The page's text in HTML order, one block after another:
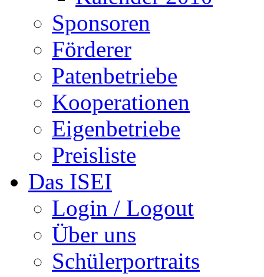
Sponsoren
Förderer
Patenbetriebe
Kooperationen
Eigenbetriebe
Preisliste
Das ISEI
Login / Logout
Über uns
Schülerportraits